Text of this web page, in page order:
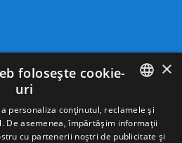
ROMANIAN
×
folosește cookie-
uri
personaliza conținutul, reclamele și
De asemenea, împărtășim informații
cu partenerii noștri de publicitate și